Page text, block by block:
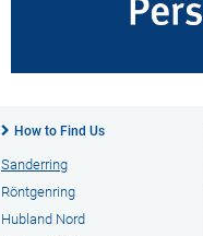
How to Find Us
Sanderring
Röntgenring
Hubland Nord